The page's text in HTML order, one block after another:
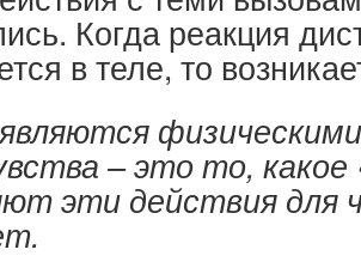
Когда реакция
в теле, то
– это то, какое
эти действия для